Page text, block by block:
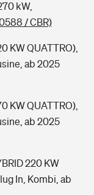
kW,
/ CBR)
KW QUATTRO),
ab 2025
KW QUATTRO),
ab 2025
220 KW
In, Kombi, ab